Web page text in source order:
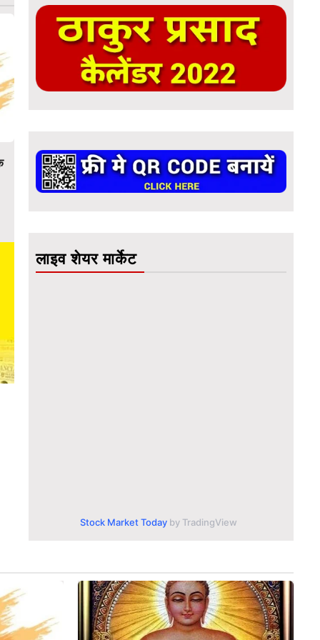
लाइव शेयर मार्केट
Stock Market Today by TradingView